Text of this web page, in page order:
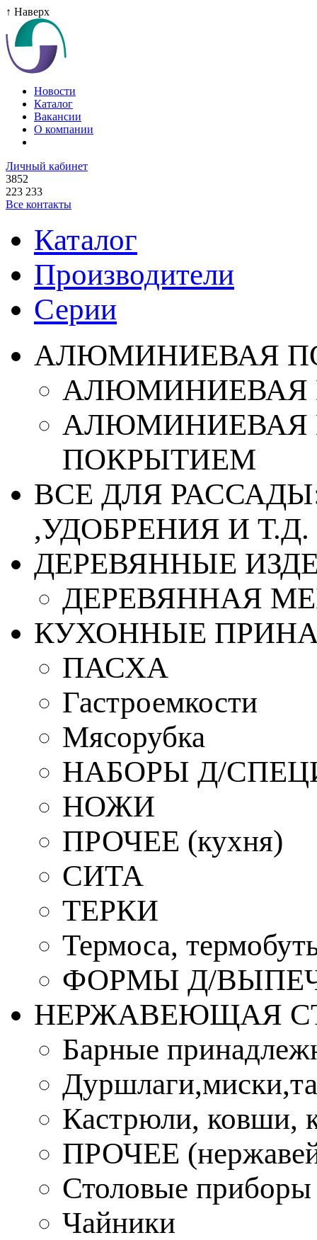
↑ Наверх
Новости
Каталог
Вакансии
О компании
Личный кабинет
3852
223 233
Все контакты
Каталог
Производители
Серии
АЛЮМИНИЕВАЯ
АЛЮМИНИЕВАЯ
АЛЮМИНИЕВАЯ
ПОКРЫТИЕМ
ВСЕ ДЛЯ
,УДОБРЕНИЯ И Т.Д.
ДЕРЕВЯННЫЕ
ДЕРЕВЯННАЯ
КУХОННЫЕ
ПАСХА
Гастроемкости
Мясорубка
НАБОРЫ Д/
НОЖИ
ПРОЧЕЕ (кухня)
СИТА
ТЕРКИ
Термоса,
ФОРМЫ Д/
НЕРЖАВЕЮЩАЯ
Барные
Кастрюли, ковши,
ПРОЧЕЕ
Столовые приборы
Чайники